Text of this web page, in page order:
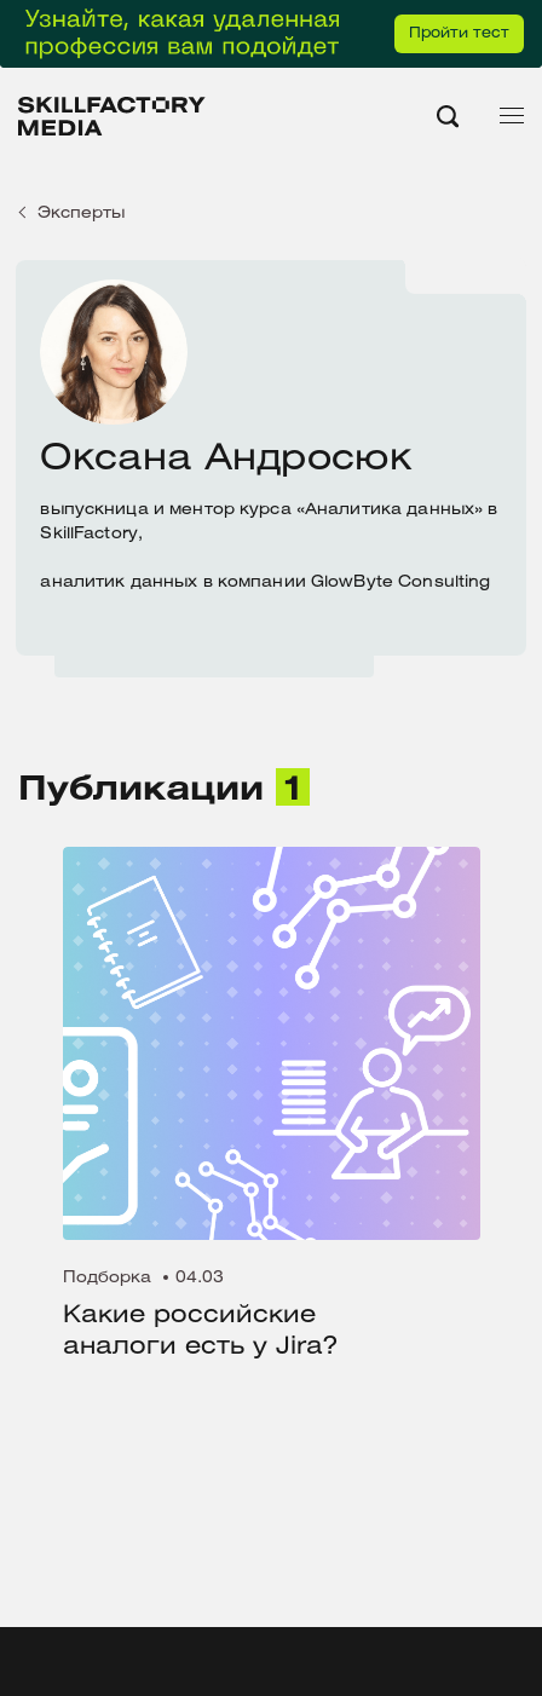
Пройти тест
Эксперты
Оксана Андросюк
выпускница и ментор курса «Аналитика данных» в
SkillFactory,
аналитик данных в компании GlowByte Consulting
Публикации 1
Подборка 04.03
Какие российские
аналоги есть у Jira?